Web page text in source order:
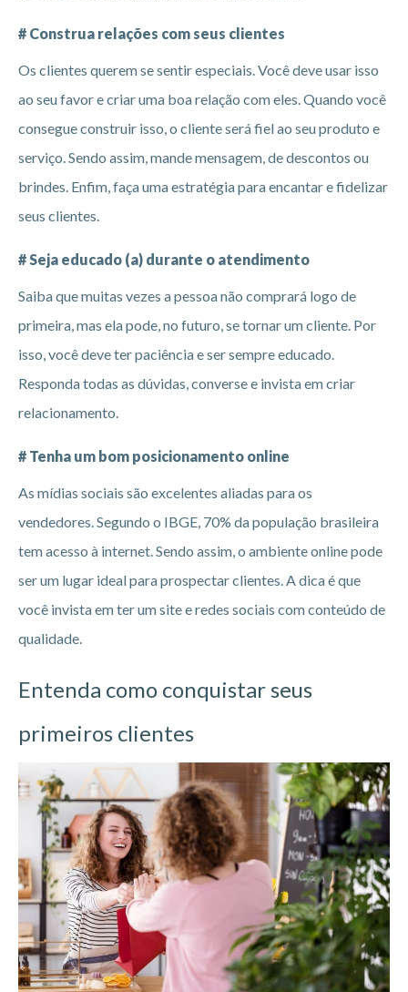
# Construa relações com seus clientes
Os clientes querem se sentir especiais. Você deve usar isso
ao seu favor e criar uma boa relação com eles. Quando você
consegue construir isso, o cliente será fiel ao seu produto e
serviço. Sendo assim, mande mensagem, de descontos ou
brindes. Enfim, faça uma estratégia para encantar e fidelizar
seus clientes.
# Seja educado (a) durante o atendimento
Saiba que muitas vezes a pessoa não comprará logo de
primeira, mas ela pode, no futuro, se tornar um cliente. Por
isso, você deve ter paciência e ser sempre educado.
Responda todas as dúvidas, converse e invista em criar
relacionamento.
# Tenha um bom posicionamento online
As mídias sociais são excelentes aliadas para os
vendedores. Segundo o IBGE, 70% da população brasileira
tem acesso à internet. Sendo assim, o ambiente online pode
ser um lugar ideal para prospectar clientes. A dica é que
você invista em ter um site e redes sociais com conteúdo de
qualidade.
Entenda como conquistar seus
primeiros clientes